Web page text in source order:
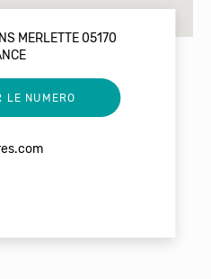
MERLETTE 05170
LE NUMERO